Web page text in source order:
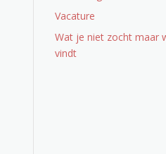
Vacature
Wat je niet zocht maar
vindt